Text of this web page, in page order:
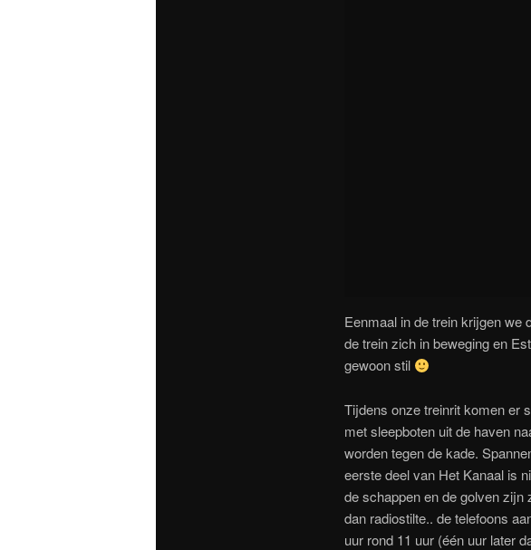
Eenmaal in de trein krijgen we
de trein zich in beweging en
gewoon stil
Tijdens onze treinrit komen er
met sleepboten uit de haven
worden tegen de kade.
eerste deel van Het Kanaal is
de schappen en de golven
dan radiostilte.. de telefoons
uur rond 11 uur (één uur later